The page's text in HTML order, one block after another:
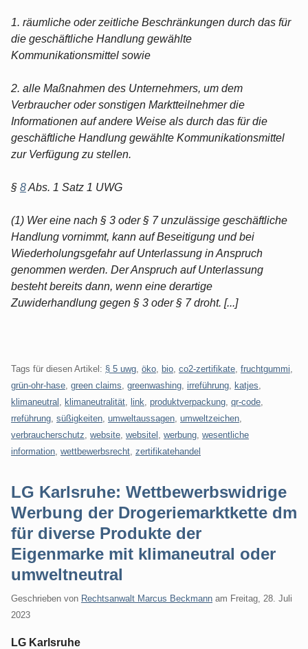
1. räumliche oder zeitliche Beschränkungen durch das für
die geschäftliche Handlung gewählte
Kommunikationsmittel sowie
2. alle Maßnahmen des Unternehmers, um dem
Verbraucher oder sonstigen Marktteilnehmer die
Informationen auf andere Weise als durch das für die
geschäftliche Handlung gewählte Kommunikationsmittel
zur Verfügung zu stellen.
§ 8Abs. 1 Satz 1 UWG
(1) Wer eine nach § 3 oder § 7 unzulässige geschäftliche
Handlung vornimmt, kann auf Beseitigung und bei
Wiederholungsgefahr auf Unterlassung in Anspruch
genommen werden. Der Anspruch auf Unterlassung
besteht bereits dann, wenn eine derartige
Zuwiderhandlung gegen § 3 oder § 7 droht. [...]
Tags für diesen Artikel: § 5 uwg öko bio co2-zertifikate fruchtgummi
grün-ohr-hase green claims greenwashing irreführung katjes
klimaneutral
klimaneutralität link produktverpackung qr-code
rreführung süßigkeiten umweltaussagen umweltzeichen
verbraucherschutz website websitel werbung wesentliche
information wettbewerbsrecht zertifikatehandel
LG Karlsruhe: Wettbewerbswidrige
Werbung der Drogeriemarktkette dm
für diverse Produkte der
Eigenmarke mit klimaneutral oder
umweltneutral
Geschrieben von Rechtsanwalt Marcus Beckmann am Freitag, 28. Juli
2023
LG Karlsruhe